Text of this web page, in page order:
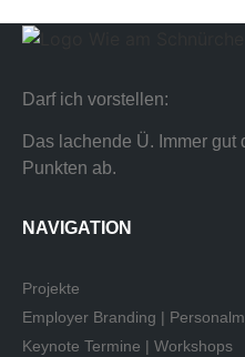
Darf ich vorstellen:
Das lachende Ü. Immer gut
Punkten ab.
NAVIGATION
Projekte
Employer Branding |
Keynote Termine | Workshops